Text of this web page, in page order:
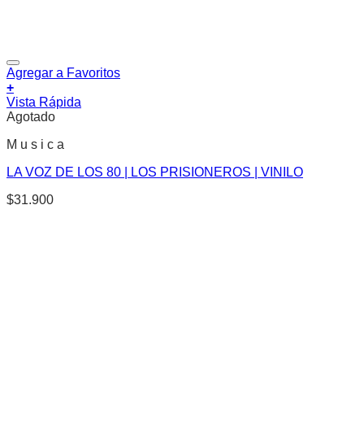
Agregar a Favoritos
+
Vista Rápida
Agotado
M u s i c a
LA VOZ DE LOS 80 | LOS PRISIONEROS | VINILO
$31.900